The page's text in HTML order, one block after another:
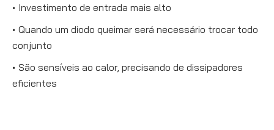
Investimento de entrada mais alto
Quando um diodo queimar será necessário trocar todo
conjunto
São sensíveis ao calor, precisando de dissipadores
eficientes